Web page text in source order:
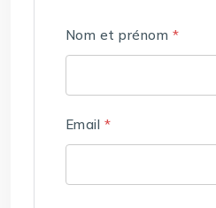
Nom et prénom *
Email *